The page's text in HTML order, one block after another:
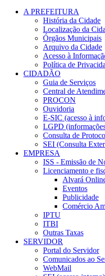
A PREFEITURA
História da Cidade
Localização da
Órgãos Municipais
Arquivo da Cidade
Acesso à
Política de
CIDADÃO
Guia de Serviços
Central de
PROCON
Ouvidoria
E-SIC (acesso à
LGPD
Consulta de
SEI (Consulta
EMPRESA
ISS - Emissão de
Licenciamento e
Alvará
Eventos
Publicidade
Comércio
IPTU
ITBI
Outras Taxas
SERVIDOR
Portal do Servidor
Comunicados ao
WebMail